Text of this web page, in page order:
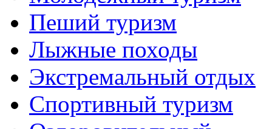
Пеший туризм
Лыжные походы
Экстремальный отдых
Спортивный туризм